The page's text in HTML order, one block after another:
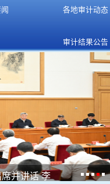
各地审计动态
审计结果公告
并讲话 李